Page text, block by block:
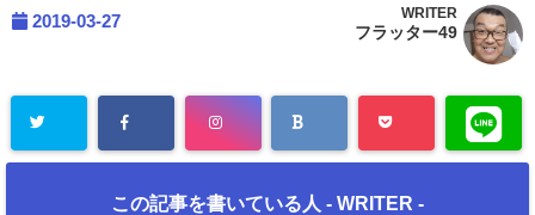
2019-03-27 WRITER
フラッター49
この記事を書いている人 - WRITER -